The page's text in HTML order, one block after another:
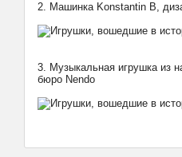
2. Машинка Konstantin B,
3. Музыкальная игрушка из
бюро Nendo